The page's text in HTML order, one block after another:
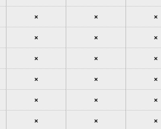
× × ×
× × ×
× × ×
× × ×
× × ×
× × ×